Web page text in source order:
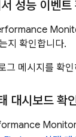
성능 이벤트
지 확인합니다.
그 메시지를 확
대시보드 확